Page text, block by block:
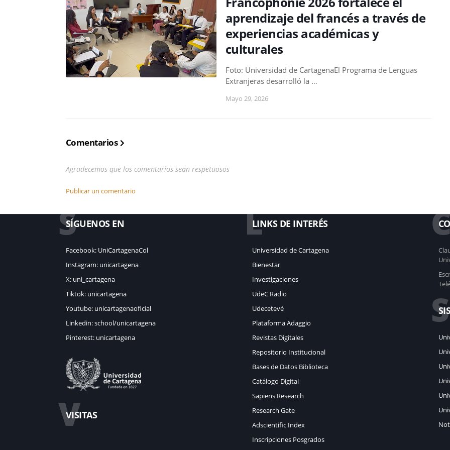
aprendizaje del francés a través de
experiencias académicas y
culturales
Foto: Universidad de CartagenaEl Programa de Lenguas
Extranjeras desarrolló la …
Mayo 29, 2026
Comentarios
Agradecemos que los comentarios sean respetuosos
Publicar un comentario
S
SÍGUENOS EN
Facebook: UniCartagenaCol
Instagram: unicartagena
X: uni_cartagena
Tiktok: unicartagena
Youtube: unicartagenaoficial
Linkedin: school/unicartagena
Pinterest: unicartagena
V
VISITAS
LLINKS DE INTERÉS
Universidad de Cartagena
Bienestar
Investigaciones
UdeC Radio
Udecetevé
Plataforma Adaggio
Revistas Digitales
Repositorio Institucional
Bases de Datos Biblioteca
Catálogo Digital
Sapiens Research
Research Gate
Adscientific Index
Inscripciones Posgrados
S